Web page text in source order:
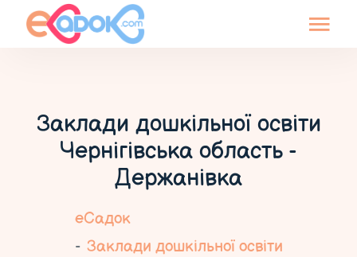
Заклади дошкільної освіти
Чернігівська область -
Держанівка
еСадок
Заклади дошкільної освіти